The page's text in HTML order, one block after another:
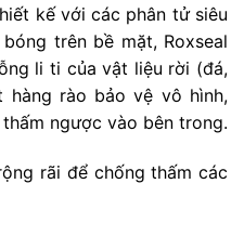
kế với các phân tử siêu
trên bề mặt, Roxseal
li ti của vật liệu rời (đá,
hàng rào bảo vệ vô hình,
ngược vào bên trong.
rãi để chống thấm các